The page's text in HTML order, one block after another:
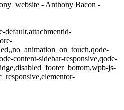
- Anthony Bacon -
default,attachmentid-
content-sidebar-responsive,qode-
js-